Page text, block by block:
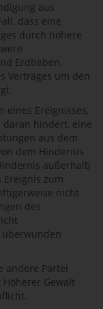
aus
dass eine
durch höhere
Erdbeben,
Vertrages um den
eines Ereignisses,
daran hindert, eine
aus dem
dem Hindernis
außerhalb
zum
nicht
des
andere Partei
Gewalt